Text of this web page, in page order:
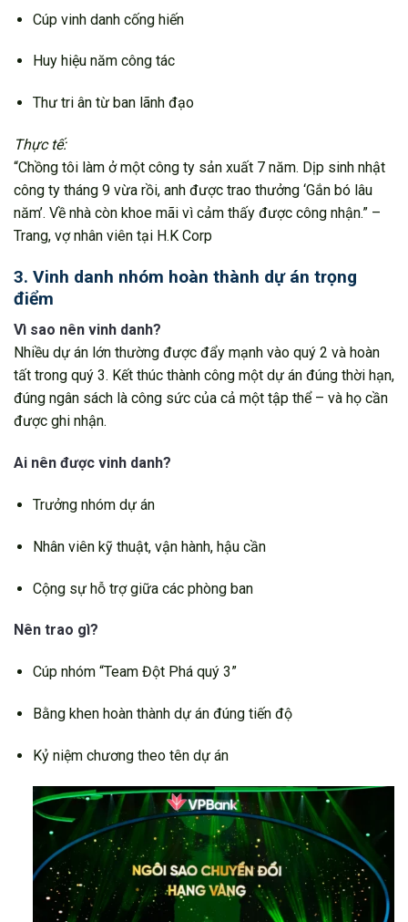
Cúp vinh danh cống hiến
Huy hiệu năm công tác
Thư tri ân từ ban lãnh đạo
Thực tế:
“Chồng tôi làm ở một công ty sản xuất 7 năm. Dịp sinh nhật
công ty tháng 9 vừa rồi, anh được trao thưởng ‘Gắn bó lâu
năm’. Về nhà còn khoe mãi vì cảm thấy được công nhận.” –
Trang, vợ nhân viên tại H.K Corp
3. Vinh danh nhóm hoàn thành dự án trọng
điểm
Vì sao nên vinh danh?
Nhiều dự án lớn thường được đẩy mạnh vào quý 2 và hoàn
tất trong quý 3. Kết thúc thành công một dự án đúng thời hạn,
đúng ngân sách là công sức của cả một tập thể – và họ cần
được ghi nhận.
Ai nên được vinh danh?
Trưởng nhóm dự án
Nhân viên kỹ thuật, vận hành, hậu cần
Cộng sự hỗ trợ giữa các phòng ban
Nên trao gì?
Cúp nhóm “Team Đột Phá quý 3”
Bằng khen hoàn thành dự án đúng tiến độ
Kỷ niệm chương theo tên dự án